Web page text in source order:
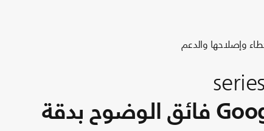
وإصلاحها والدعم
Google TV فائق الوضوح بدقة